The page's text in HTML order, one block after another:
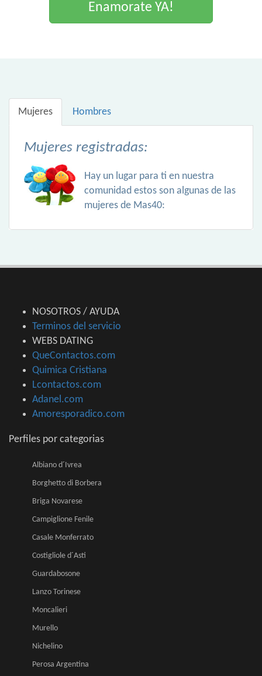
Enamorate YA!
Mujeres Hombres
Mujeres registradas:
Hay un lugar para ti en nuestra
comunidad estos son algunas de las
mujeres de Mas40:
NOSOTROS / AYUDA
Terminos del servicio
WEBS DATING
QueContactos.com
Quimica Cristiana
Lcontactos.com
Adanel.com
Amoresporadico.com
Perfiles por categorias
Albiano d´Ivrea
Borghetto di Borbera
Briga Novarese
Campiglione Fenile
Casale Monferrato
Costigliole d´Asti
Guardabosone
Lanzo Torinese
Moncalieri
Murello
Nichelino
Perosa Argentina